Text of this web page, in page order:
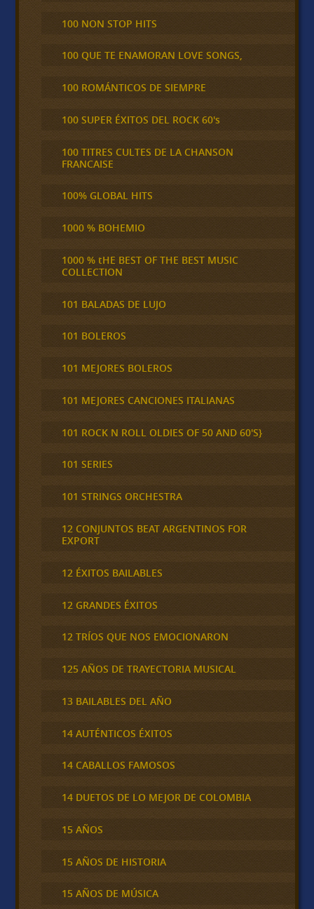
100 NON STOP HITS
100 QUE TE ENAMORAN LOVE SONGS,
100 ROMÁNTICOS DE SIEMPRE
100 SUPER ÉXITOS DEL ROCK 60's
100 TITRES CULTES DE LA CHANSON
FRANCAISE
100% GLOBAL HITS
1000 % BOHEMIO
1000 % tHE BEST OF THE BEST MUSIC
COLLECTION
101 BALADAS DE LUJO
101 BOLEROS
101 MEJORES BOLEROS
101 MEJORES CANCIONES ITALIANAS
101 ROCK N ROLL OLDIES OF 50 AND 60'S}
101 SERIES
101 STRINGS ORCHESTRA
12 CONJUNTOS BEAT ARGENTINOS FOR
EXPORT
12 ÉXITOS BAILABLES
12 GRANDES ÉXITOS
12 TRÍOS QUE NOS EMOCIONARON
125 AÑOS DE TRAYECTORIA MUSICAL
13 BAILABLES DEL AÑO
14 AUTÉNTICOS ÉXITOS
14 CABALLOS FAMOSOS
14 DUETOS DE LO MEJOR DE COLOMBIA
15 AÑOS
15 AÑOS DE HISTORIA
15 AÑOS DE MÚSICA